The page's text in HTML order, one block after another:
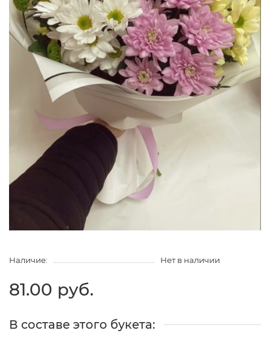
Наличие: Нет в наличии
81.00 руб.
В составе этого букета: